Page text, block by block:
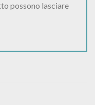
possono lasciare